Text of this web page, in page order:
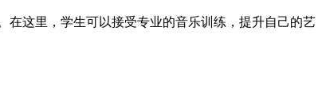
在这里，学生可以接受专业的音乐训练，提升自己的艺